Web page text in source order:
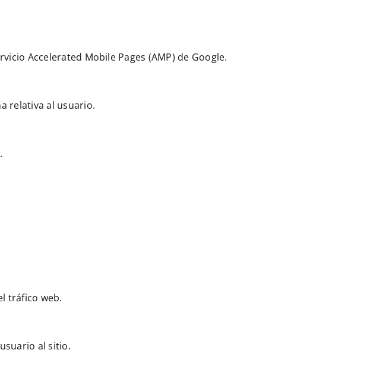
Accelerated Mobile Pages (AMP) de Google.
relativa al usuario.
tráfico web.
al sitio.